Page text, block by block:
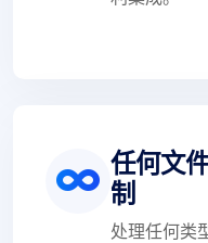
任何文
制
处理任何类